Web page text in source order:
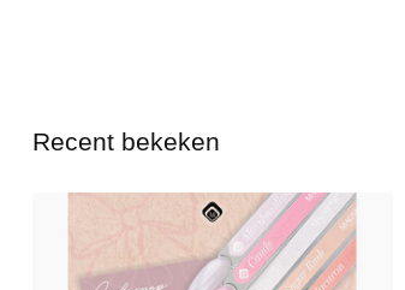
Recent bekeken